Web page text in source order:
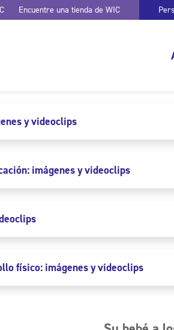
Encuentre una tienda de WIC
y videoclips
imágenes y videoclips
físico: imágenes y videoclips